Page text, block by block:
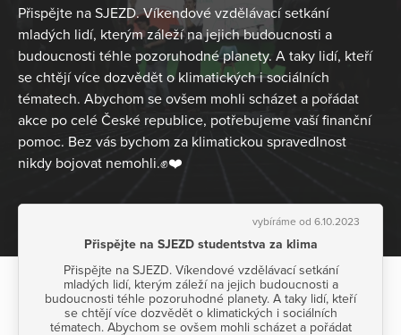
Přispějte na SJEZD. Víkendové vzdělávací setkání
mladých lidí, kterým záleží na jejich budoucnosti a
budoucnosti téhle pozoruhodné planety. A taky lidí, kteří
se chtějí více dozvědět o klimatických i sociálních
tématech. Abychom se ovšem mohli scházet a pořádat
akce po celé České republice, potřebujeme vaší finanční
pomoc. Bez vás bychom za klimatickou spravedlnost
nikdy bojovat nemohli.✊❤️
vybíráme od 6.10.2023
Přispějte na SJEZD studentstva za klima
Přispějte na SJEZD. Víkendové vzdělávací setkání
mladých lidí, kterým záleží na jejich budoucnosti a
budoucnosti téhle pozoruhodné planety. A taky lidí, kteří
se chtějí více dozvědět o klimatických i sociálních
tématech. Abychom se ovšem mohli scházet a pořádat